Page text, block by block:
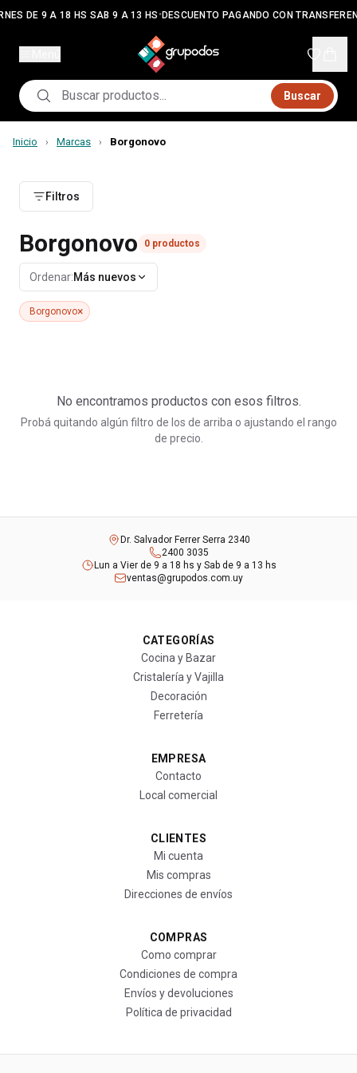
DE 9 A 18 HS SAB 9 A 13 HS •DESCUENTO PAGANDO CON
Buscar
Inicio › Marcas › Borgonovo
Filtros
Borgonovo 0 productos
Ordenar:Más nuevos
Borgonovo×
No encontramos productos con esos filtros.
Probá quitando algún filtro de los de arriba o ajustando el rango
de precio.
Dr. Salvador Ferrer Serra 2340
2400 3035
Lun a Vier de 9 a 18 hs y Sab de 9 a 13 hs
ventas@grupodos.com.uy
CATEGORÍAS
Cocina y Bazar
Cristalería y Vajilla
Decoración
Ferretería
EMPRESA
Contacto
Local comercial
CLIENTES
Mi cuenta
Mis compras
Direcciones de envíos
COMPRAS
Como comprar
Condiciones de compra
Envíos y devoluciones
Política de privacidad